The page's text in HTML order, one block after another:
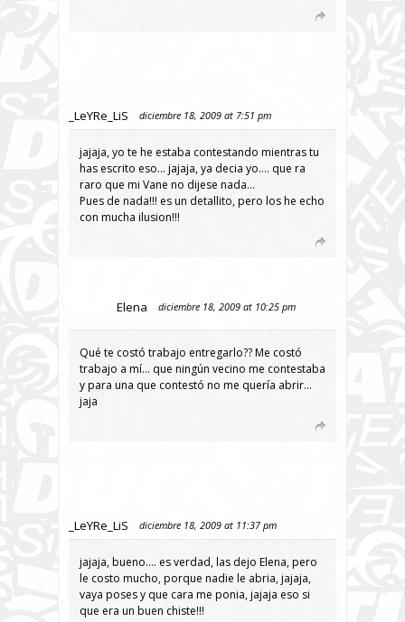
_LeYRe_LiS diciembre 18, 2009 at 7:51 pm
jajaja, yo te he estaba contestando mientras tu
has escrito eso… jajaja, ya decia yo…. que ra
raro que mi Vane no dijese nada…
Pues de nada!!! es un detallito, pero los he echo
con mucha ilusion!!!
Elena diciembre 18, 2009 at 10:25 pm
Qué te costó trabajo entregarlo?? Me costó
trabajo a mí… que ningún vecino me contestaba
y para una que contestó no me quería abrir…
jaja
_LeYRe_LiS diciembre 18, 2009 at 11:37 pm
jajaja, bueno…. es verdad, las dejo Elena, pero
le costo mucho, porque nadie le abria, jajaja,
vaya poses y que cara me ponia, jajaja eso si
que era un buen chiste!!!